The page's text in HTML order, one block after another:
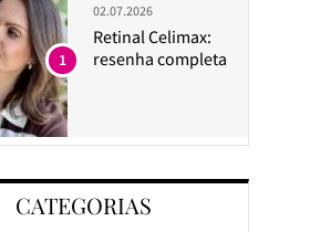
02.07.2026
Retinal Celimax:
resenha completa
1
CATEGORIAS